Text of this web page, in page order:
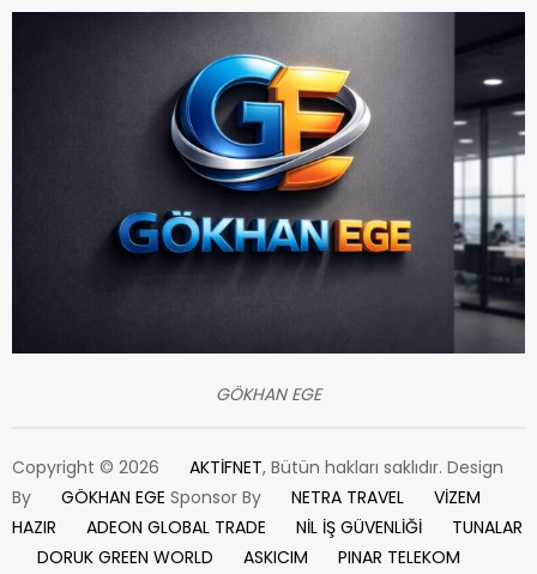
GÖKHAN EGE
Copyright © 2026 AKTİFNET, Bütün hakları saklıdır. Design
By
GÖKHAN EGE Sponsor By NETRA TRAVEL
VİZEM
HAZIR
ADEON GLOBAL TRADE NİL İŞ GÜVENLİĞİ
TUNALAR
DORUK GREEN WORLD
ASKICIM
PINAR TELEKOM